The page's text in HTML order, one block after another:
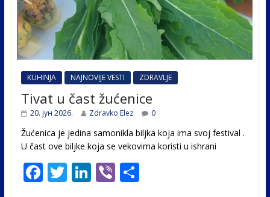
KUHINJA NAJNOVIJE VESTI ZDRAVLJE
Tivat u čast žućenice
20. јун 2026. Zdravko Elez 0
Žućenica je jedina samonikla biljka koja ima svoj festival .
U čast ovе biljke koja se vekovima koristi u ishrani
F T Li Vi S